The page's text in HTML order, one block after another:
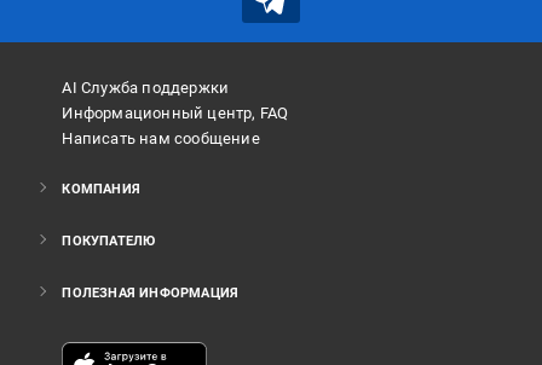
AI Служба поддержки
Информационный центр, FAQ
Написать нам сообщение
КОМПАНИЯ
ПОКУПАТЕЛЮ
ПОЛЕЗНАЯ ИНФОРМАЦИЯ